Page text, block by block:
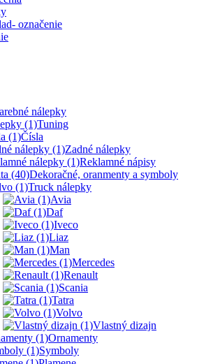
označenie
nálepky
Tuning
Čísla
Zadné nálepky
Reklamné nápisy
Dekoračné, oranmenty a symboly
Truck nálepky
Avia
Daf
Iveco
Liaz
Man
Mercedes
Renault
Scania
Tatra
Volvo
Vlastný dizajn
Ornamenty
Symboly